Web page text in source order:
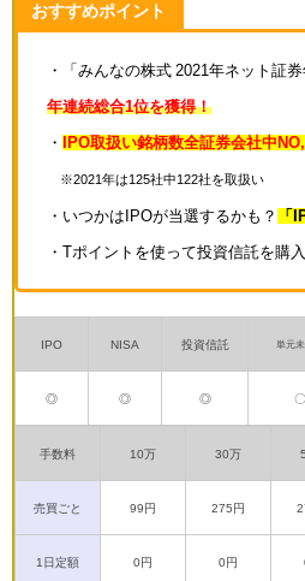
おすすめポイント
・「みんなの株式 2021年ネット証
年連続総合1位を獲得！
・ IPO取扱い銘柄数全証券会社中
※2021年は125社中122社を取扱い
・いつかはIPOが当選するかも？ 「
・Tポイントを使って投資信託を購
IPO NISA 投資信託 単元
◎ ◎ ◎ 〇
手数料 10万 30万
売買ごと 99円 275円
1日定額 0円 0円